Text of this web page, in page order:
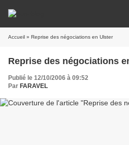
Accueil » Reprise des négociations en Ulster
Reprise des négociations
Publié le 12/10/2006 à 09:52
Par FARAVEL